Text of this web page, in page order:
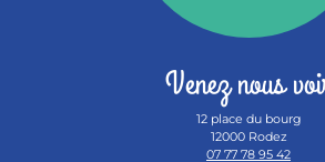
Venez nous
12 place du bourg
12000 Rodez
07 77 78 95 42